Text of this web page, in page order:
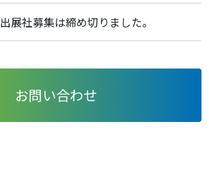
出展社募集は締め切りました。
お問い合わせ